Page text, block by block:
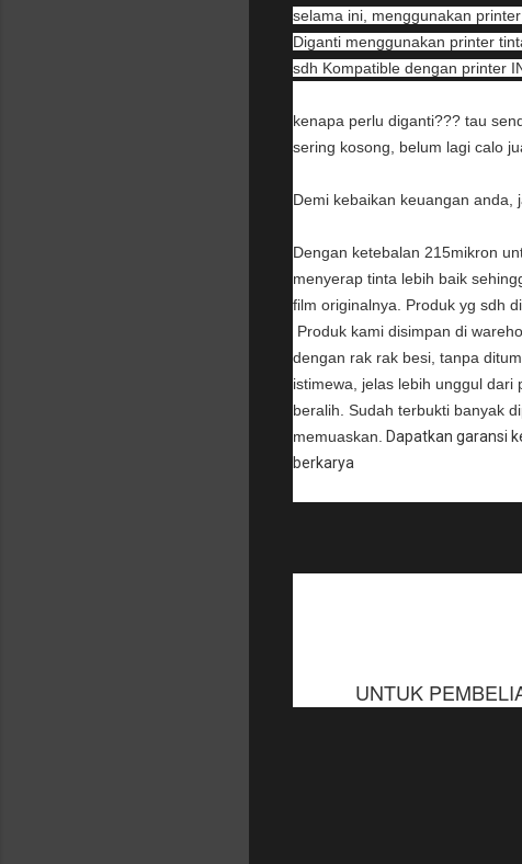
selama ini, menggunakan
Diganti menggunakan printer
sdh Kompatible dengan printer
kenapa perlu diganti??? tau
sering kosong, belum lagi calo
Demi kebaikan keuangan anda,
Dengan ketebalan 215mikron
menyerap tinta lebih baik
film originalnya. Produk yg sdh
Produk kami disimpan di
dengan rak rak besi, tanpa
istimewa, jelas lebih unggul
beralih. Sudah terbukti banyak
memuaskan. Dapatkan garansi
berkarya
UNTUK